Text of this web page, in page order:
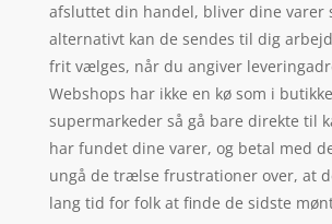
afsluttet din handel, bliver dine varer
alternativt kan de sendes til dig
frit vælges, når du angiver
Webshops har ikke en kø som i
supermarkeder så gå bare direkte til
har fundet dine varer, og betal med
ungå de trælse frustrationer over, at
lang tid for folk at finde de sidste